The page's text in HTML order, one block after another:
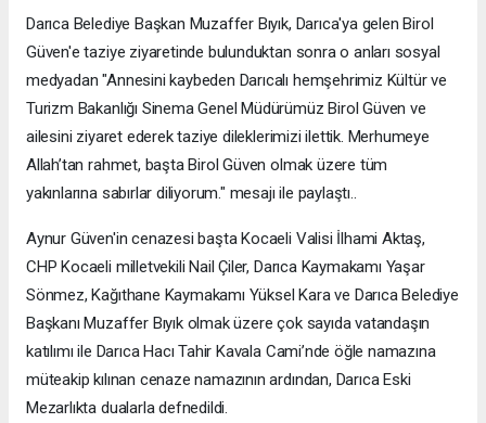
Darıca Belediye Başkan Muzaffer Bıyık, Darıca'ya gelen Birol
Güven'e taziye ziyaretinde bulunduktan sonra o anları sosyal
medyadan "Annesini kaybeden Darıcalı hemşehrimiz Kültür ve
Turizm Bakanlığı Sinema Genel Müdürümüz Birol Güven ve
ailesini ziyaret ederek taziye dileklerimizi ilettik. Merhumeye
Allah’tan rahmet, başta Birol Güven olmak üzere tüm
yakınlarına sabırlar diliyorum." mesajı ile paylaştı..
Aynur Güven'in cenazesi başta Kocaeli Valisi İlhami Aktaş,
CHP Kocaeli milletvekili Nail Çiler, Darıca Kaymakamı Yaşar
Sönmez, Kağıthane Kaymakamı Yüksel Kara ve Darıca Belediye
Başkanı Muzaffer Bıyık olmak üzere çok sayıda vatandaşın
katılımı ile Darıca Hacı Tahir Kavala Cami’nde öğle namazına
müteakip kılınan cenaze namazının ardından, Darıca Eski
Mezarlıkta dualarla defnedildi.